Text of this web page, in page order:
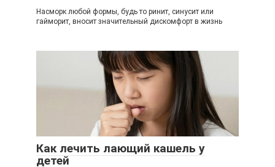
Насморк любой формы, будь то ринит, синусит или
гайморит, вносит значительный дискомфорт в жизнь
Как лечить лающий кашель у
детей